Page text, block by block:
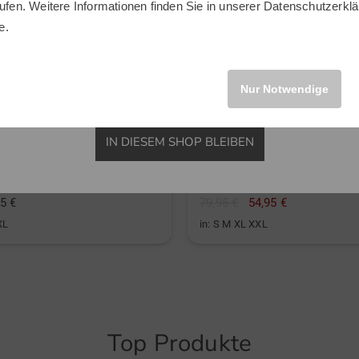
€
Puma
54,95 €
in: S M XL XXL
Top Produkte
IN DIESEM SHOP BLEIBEN
Weitere Informationen finden Sie in unserer
Nur Notwendige